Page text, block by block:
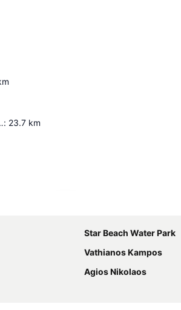
Kazantzakis: 23.7 km
Star Beach Water Park
Vathianos Kampos
Agios Nikolaos